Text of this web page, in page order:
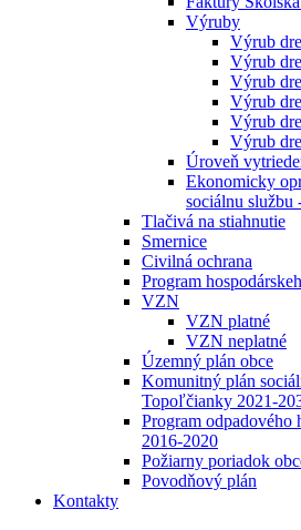
Výruby
Výrub
Výrub
Výrub
Výrub
Výrub
Výrub
Úroveň
Ekonomicky
sociálnu službu
Tlačivá na stiahnutie
Smernice
Civilná ochrana
Program
VZN
VZN platné
VZN neplatné
Územný plán obce
Komunitný plán
Topoľčianky 2021-
Program odpadového
2016-2020
Požiarny poriadok
Povodňový plán
Kontakty